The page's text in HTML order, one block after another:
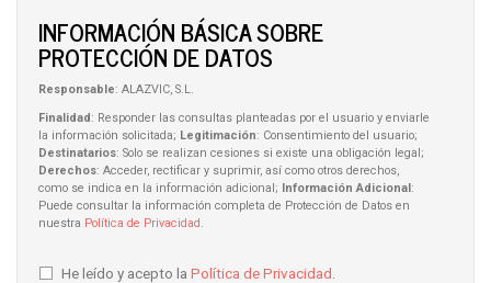
INFORMACIÓN BÁSICA SOBRE
PROTECCIÓN DE DATOS
Responsable: ALAZVIC, S.L.
Finalidad : Responder las consultas planteadas por el usuario y enviarle
la información solicitada; Legitimación: Consentimiento del usuario;
Destinatarios: Solo se realizan cesiones si existe una obligación legal;
Derechos: Acceder, rectificar y suprimir, así como otros derechos,
como se indica en la información adicional;
Información Adicional :
Puede consultar la información completa de Protección de Datos en
nuestra Política de Privacidad .
He leído y acepto la Política de Privacidad